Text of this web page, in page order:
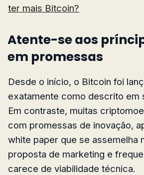
ter mais Bitcoin?
Atente-se aos
em promessas
Desde o início, o Bitcoin foi
exatamente como descrito em
Em contraste, muitas
com promessas de inovação,
white paper que se assemelha
proposta de marketing e
carece de viabilidade técnica.